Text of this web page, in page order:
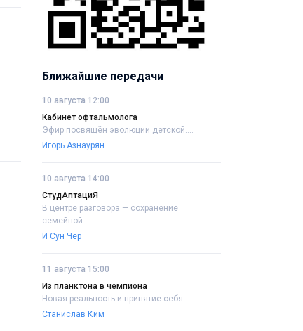
Ближайшие передачи
10 августа 12:00
Кабинет офтальмолога
Эфир посвящён эволюции детской....
Игорь Азнаурян
10 августа 14:00
СтудАптациЯ
В центре разговора — сохранение
семейной....
И Сун Чер
11 августа 15:00
Из планктона в чемпиона
Новая реальность и принятие себя..
Станислав Ким